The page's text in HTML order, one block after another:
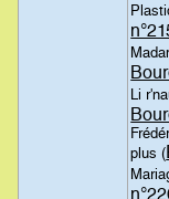
Li
plus (